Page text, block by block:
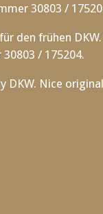
30803 /
den frühen
/ 175204.
DKW. Nice